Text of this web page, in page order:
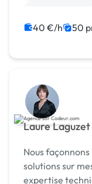
jQuery
40 €/h 50
Laure Laguzet
Nous
solutions sur mesure. En fusionnant
expertise